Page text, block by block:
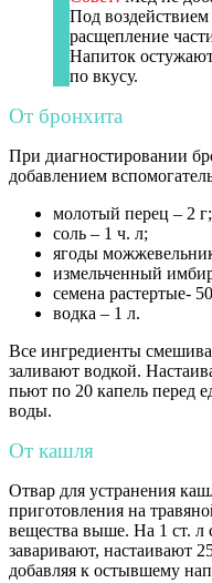
Под
расщепление
Напиток
по вкусу.
От бронхита
При диагностировании
добавлением
молотый перец – 2 г;
соль – 1 ч. л;
ягоды
измельченный
семена растертые-
водка – 1 л.
Все ингредиенты
заливают водкой.
пьют по 20 капель перед
воды.
От кашля
Отвар для устранения
приготовления на
вещества выше. На 1 ст. л
заваривают, настаивают
добавляя к остывшему